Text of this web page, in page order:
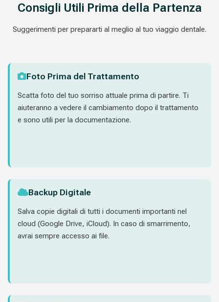
Consigli Utili Prima della Partenza
Suggerimenti per prepararti al meglio al tuo viaggio dentale.
Foto Prima del Trattamento
Scatta foto del tuo sorriso attuale prima di partire. Ti
aiuteranno a vedere il cambiamento dopo il trattamento
e sono utili per la documentazione.
Backup Digitale
Salva copie digitali di tutti i documenti importanti nel
cloud (Google Drive, iCloud). In caso di smarrimento,
avrai sempre accesso ai file.